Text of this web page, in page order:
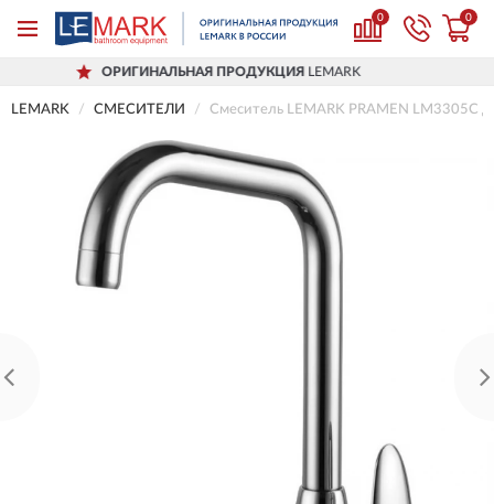
0 0
ПРОДУКЦИЯLEMARK
LEMARK СМЕСИТЕЛИ Смеситель LEMARK PRAMEN LM3305C